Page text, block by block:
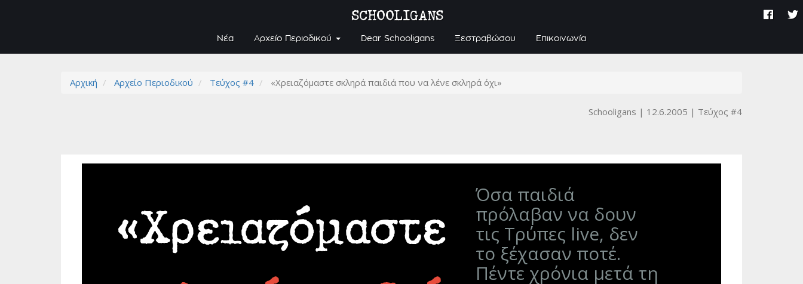
SCHOOLIGANS
Νέα Αρχείο Περιοδικού Dear Schooligans Ξεστραβώσου Επικοινωνία
Αρχική Αρχείο Περιοδικού Τεύχος #4 «Χρειαζόμαστε σκληρά παιδιά που να λένε σκληρά όχι»
Schooligans 12.6.2005 Τεύχος #4
«Χρειαζόμαστε
Όσα παιδιά
πρόλαβαν να δουν
τις Τρύπες live, δεν
το ξέχασαν ποτέ.
Πέντε χρόνια μετά τη